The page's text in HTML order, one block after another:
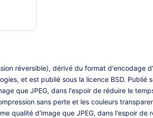
réversible), dérivé du format d'encodage
et est publié sous la licence BSD. Publié
que JPEG, dans l'espoir de réduire le
sans perte et les couleurs
qualité d'image que JPEG, dans l'espoir de